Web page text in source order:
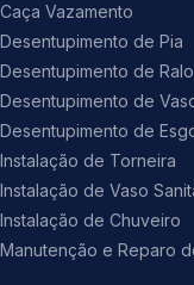
Caça Vazamento
Desentupimento de Pia
Desentupimento de Ralo
Desentupimento de
Desentupimento de
Instalação de Torneira
Instalação de Vaso
Instalação de Chuveiro
Manutenção e Reparo